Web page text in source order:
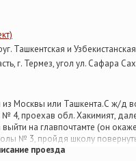
Ташкентская и
г. Термез, угол ул. Сафара
Москвы или Ташкента.С ж/д
№ 4, проехав обл. Хакимият,
на главпочтамте (он
№ 3, пройдя школу
№ 265, 266 выйдете на
проезда